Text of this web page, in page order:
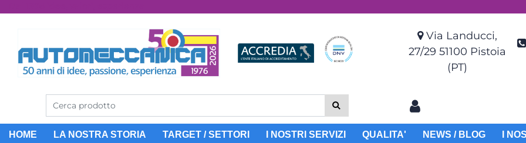
Via Landucci,
27/29 51100 Pistoia
(PT)
HOME LA NOSTRA STORIA TARGET / SETTORI I NOSTRI SERVIZI QUALITA' NEWS / BLOG I